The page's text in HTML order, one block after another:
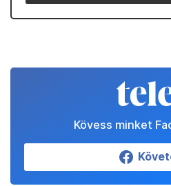
Kövess minket